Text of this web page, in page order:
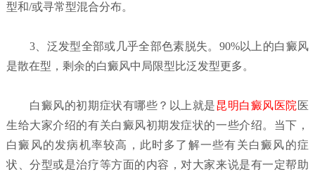
型和/或寻常型混合分布。
3、泛发型全部或几乎全部色素脱失。90%以上的白癜风
是散在型，剩余的白癜风中局限型比泛发型更多。
白癜风的初期症状有哪些？ 以上就是昆明白癜风医院 医
生给大家介绍的有关白癜风初期发症状的一些介绍。当下，
白癜风的发病机率较高，此时多了解一些有关白癜风的症
状、分型或是治疗等方面的内容，对大家来说是有一定帮助